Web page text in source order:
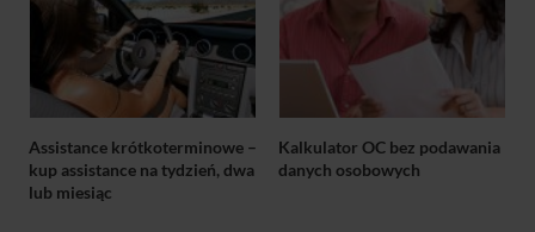
Assistance krótkoterminowe –
kup assistance na tydzień, dwa
lub miesiąc
Kalkulator OC bez podawania
danych osobowych